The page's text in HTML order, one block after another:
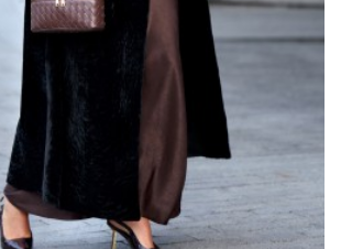
42 до 64, что позволяет каждой
подходящий вариант.
в России с
качественных материалов и
станет безупречным
кто ценит роскошь в сочетании с
информационный характер, состав и
быть изменены производителем